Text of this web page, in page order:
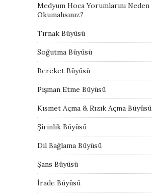
Medyum Hoca Yorumlarını Neden
Okumalısınız?
Tırnak Büyüsü
Soğutma Büyüsü
Bereket Büyüsü
Pişman Etme Büyüsü
Kısmet Açma & Rızık Açma Büyüsü
Şirinlik Büyüsü
Dil Bağlama Büyüsü
Şans Büyüsü
İrade Büyüsü